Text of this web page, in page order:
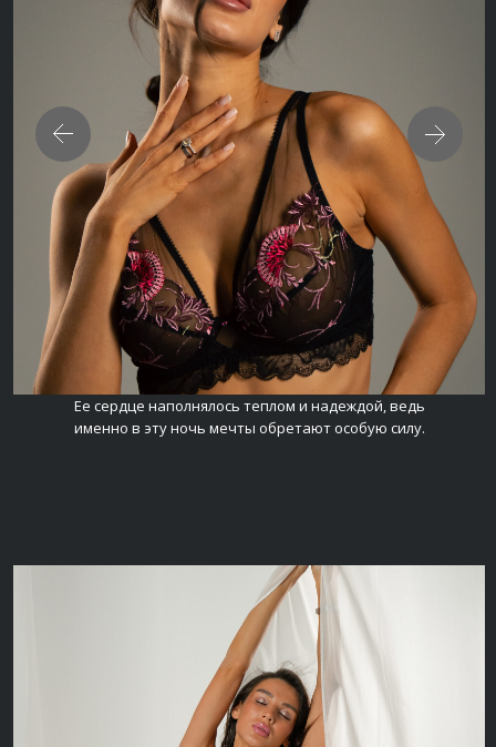
Ее сердце наполнялось теплом и надеждой, ведь
именно в эту ночь мечты обретают особую силу.